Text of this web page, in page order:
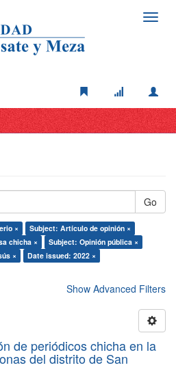
Go
×
Subject: Artículo de opinión ×
chicha ×
Subject: Opinión pública ×
×
Date issued: 2022 ×
Show Advanced Filters
de periódicos chicha en la
del distrito de San